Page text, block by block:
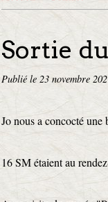
Sortie
Publié le 23 novembre
Jo nous a concocté
16 SM étaient au